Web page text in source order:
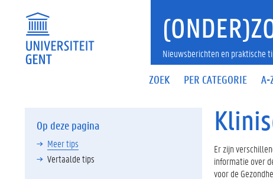
ZOEK PER CATEGORIE A-
Nieuwsberichten en praktische
Op deze pagina
Meer tips
Vertaalde tips
Er zijn
informatie over
voor de